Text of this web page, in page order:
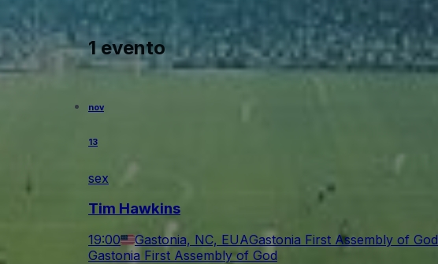
1 evento
nov
13
sex
Tim Hawkins
19:00 Gastonia, NC, EUAGastonia First Assembly of God
Gastonia First Assembly of God